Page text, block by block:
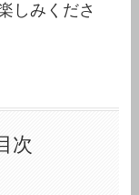
しみくださ
次